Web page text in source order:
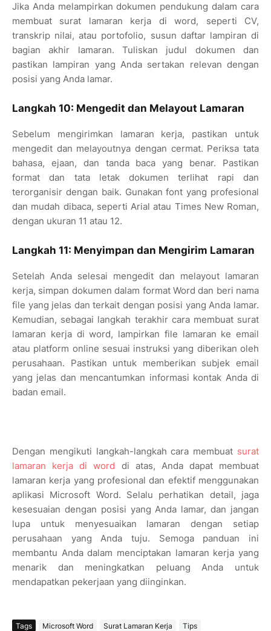
Jika Anda melampirkan dokumen pendukung dalam cara
membuat surat lamaran kerja di word, seperti CV,
transkrip nilai, atau portofolio, susun daftar lampiran di
bagian akhir lamaran. Tuliskan judul dokumen dan
pastikan lampiran yang Anda sertakan relevan dengan
posisi yang Anda lamar.
Langkah 10: Mengedit dan Melayout Lamaran
Sebelum mengirimkan lamaran kerja, pastikan untuk
mengedit dan melayoutnya dengan cermat. Periksa tata
bahasa, ejaan, dan tanda baca yang benar. Pastikan
format dan tata letak dokumen terlihat rapi dan
terorganisir dengan baik. Gunakan font yang profesional
dan mudah dibaca, seperti Arial atau Times New Roman,
dengan ukuran 11 atau 12.
Langkah 11: Menyimpan dan Mengirim Lamaran
Setelah Anda selesai mengedit dan melayout lamaran
kerja, simpan dokumen dalam format Word dan beri nama
file yang jelas dan terkait dengan posisi yang Anda lamar.
Kemudian, sebagai langkah terakhir cara membuat surat
lamaran kerja di word, lampirkan file lamaran ke email
atau platform online sesuai instruksi yang diberikan oleh
perusahaan. Pastikan untuk memberikan subjek email
yang jelas dan mencantumkan informasi kontak Anda di
badan email.
Dengan mengikuti langkah-langkah cara membuat surat
lamaran kerja di word di atas, Anda dapat membuat
lamaran kerja yang profesional dan efektif menggunakan
aplikasi Microsoft Word. Selalu perhatikan detail, jaga
kesesuaian dengan posisi yang Anda lamar, dan jangan
lupa untuk menyesuaikan lamaran dengan setiap
perusahaan yang Anda tuju. Semoga panduan ini
membantu Anda dalam menciptakan lamaran kerja yang
menarik dan meningkatkan peluang Anda untuk
mendapatkan pekerjaan yang diinginkan.
Tags Microsoft Word Surat Lamaran Kerja Tips